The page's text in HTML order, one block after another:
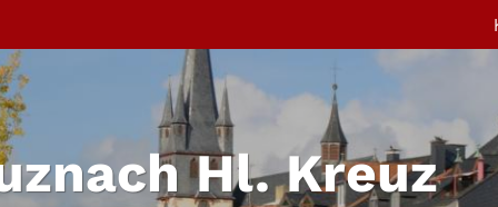
Hl. Kreuz